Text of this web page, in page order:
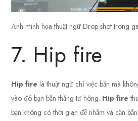
Ảnh minh họa thuật ngữ Drop shot trong
7. Hip fire
Hip fire là thuật ngữ chỉ việc bắn mà
vào đó bạn bắn thẳng từ hông. Hip fire
bạn không có thời gian để nhắm và cần